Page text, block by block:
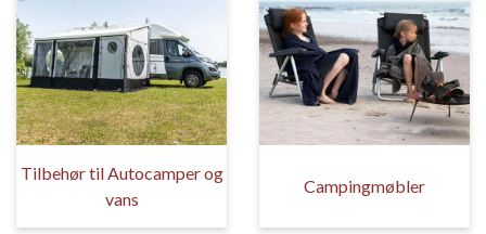
Tilbehør til Autocamper og
vans
Campingmøbler